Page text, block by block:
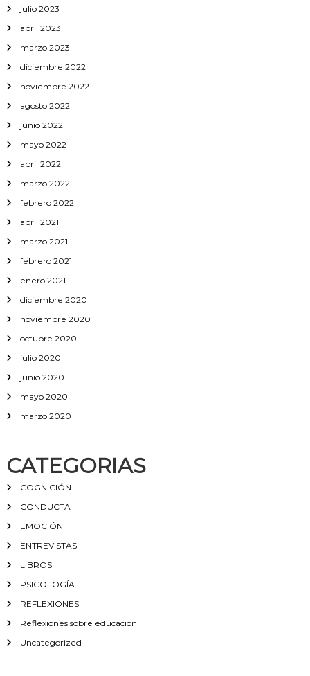
d
a
s
julio 2023
abril 2023
marzo 2023
diciembre 2022
noviembre 2022
agosto 2022
junio 2022
mayo 2022
abril 2022
marzo 2022
febrero 2022
abril 2021
marzo 2021
febrero 2021
enero 2021
diciembre 2020
noviembre 2020
octubre 2020
julio 2020
junio 2020
mayo 2020
marzo 2020
CATEGORIAS
COGNICIÓN
CONDUCTA
EMOCIÓN
ENTREVISTAS
LIBROS
PSICOLOGÍA
REFLEXIONES
Reflexiones sobre educación
Uncategorized